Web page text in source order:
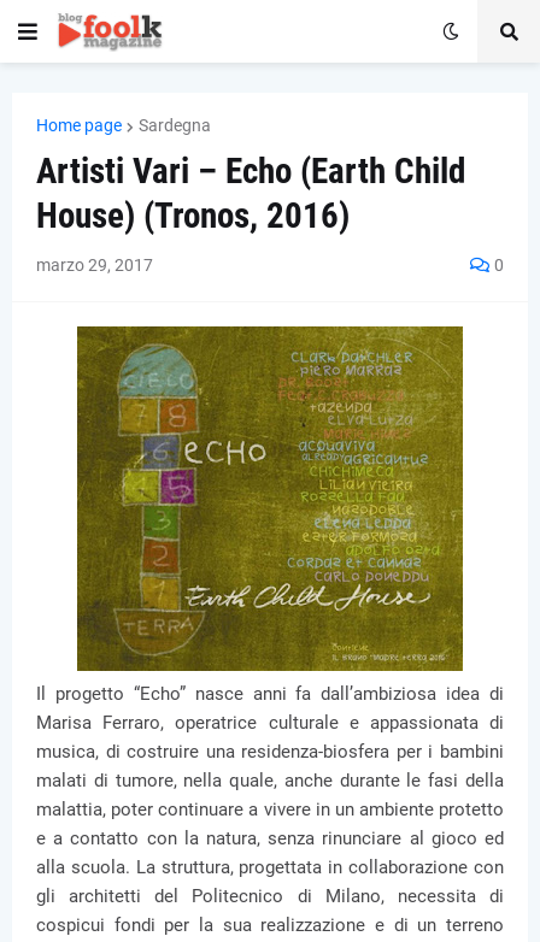
Home page Sardegna
Artisti Vari – Echo (Earth Child
House) (Tronos, 2016)
marzo 29, 2017 0
Il progetto “Echo” nasce anni fa dall’ambiziosa idea di
Marisa Ferraro, operatrice culturale e appassionata di
musica, di costruire una residenza-biosfera per i bambini
malati di tumore, nella quale, anche durante le fasi della
malattia, poter continuare a vivere in un ambiente protetto
e a contatto con la natura, senza rinunciare al gioco ed
alla scuola. La struttura, progettata in collaborazione con
gli architetti del Politecnico di Milano, necessita di
cospicui fondi per la sua realizzazione e di un terreno